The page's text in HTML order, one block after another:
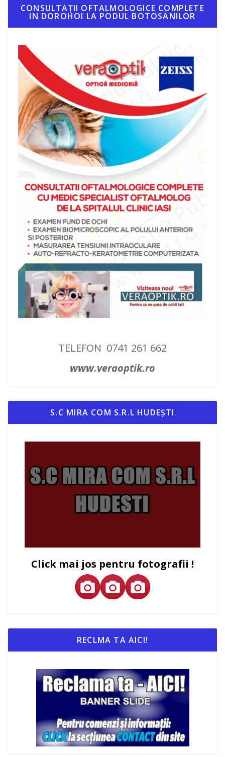
CONSULTAȚII OFTALMOLOGICE COMPLETE
IN DOROHOI LA PODUL BOTOSANILOR
TELEFON 0741 261 662
www.veraoptik.ro
S.C MIRA COM S.R.L HUDEȘTI
Click mai jos pentru fotografii !
RECLMA TA AICI!